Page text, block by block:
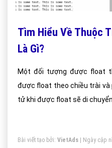
Tìm Hiểu Về Thuộc
Là Gì?
Một đối tượng được float
được float theo chiều trài và
tử khi được float sẽ di chuyển sát về phía
không có gì thay đổi
Bài viết tạo bởi: VietAds | Ngày cập